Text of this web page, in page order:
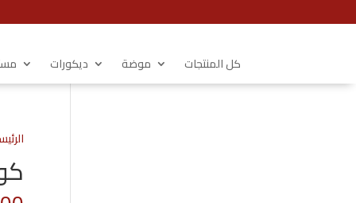
كل المنتجات موضة ديكورات